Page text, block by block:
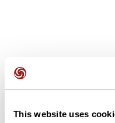
This website uses
Recensioni degli utenti
Questo percorso non